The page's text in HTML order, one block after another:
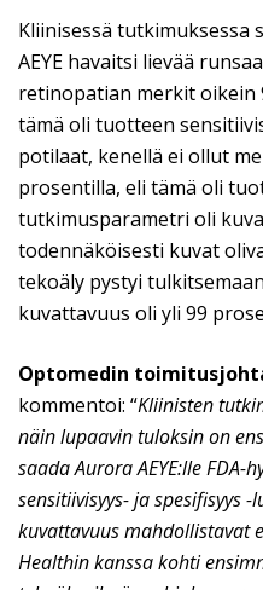
Kliinisessä tutkimuksessa
AEYE havaitsi lievää
retinopatian merkit oikein
tämä oli tuotteen
potilaat, kenellä ei ollut
prosentilla, eli tämä oli
tutkimusparametri oli
todennäköisesti kuvat
tekoäly pystyi
kuvattavuus oli yli 99
Optomedin
kommentoi: “Kliinisten
näin lupaavin tuloksin on
saada Aurora AEYE:lle FDA-
sensitiivisyys- ja spesifisyys
kuvattavuus mahdollistavat
Healthin kanssa kohti